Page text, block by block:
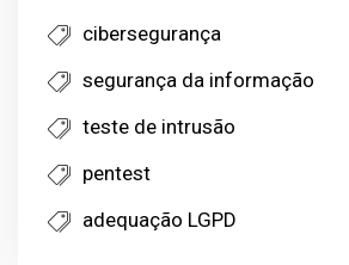
cibersegurança
segurança da informação
teste de intrusão
pentest
adequação LGPD